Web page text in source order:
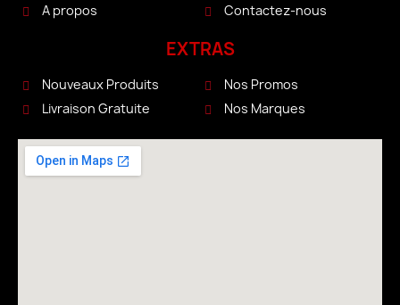
A propos
Contactez-nous
EXTRAS
Nouveaux Produits
Livraison Gratuite
Nos Promos
Nos Marques